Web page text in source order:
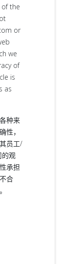
the
or
we
of
is
as
种来
性，
员工/
的观
承担
合